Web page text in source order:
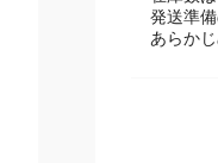
発送準
あらか